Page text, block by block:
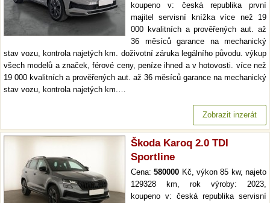
koupeno v: česká republika první
majitel servisní knížka více než 19
000 kvalitních a prověřených aut. až
36 měsíců garance na mechanický
stav vozu, kontrola najetých km. doživotní záruka legálního původu. výkup
všech modelů a značek, férové ceny, peníze ihned a v hotovosti. více než
19 000 kvalitních a prověřených aut. až 36 měsíců garance na mechanický
stav vozu, kontrola najetých km.…
Zobrazit inzerát
Škoda Karoq 2.0 TDI
Sportline
Cena:580000 Kč, výkon 85 kw, najeto
129328 km, rok výroby: 2023,
koupeno v: česká republika servisní